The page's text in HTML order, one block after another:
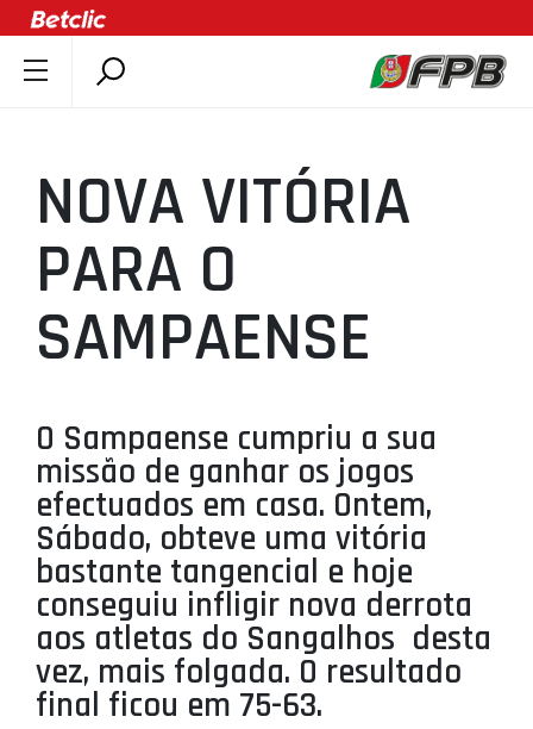
ÚLTIMAS
COMPETIÇÕES
ASSOCIAÇÕES
CLUBES
AGENTES
SELEÇÕES
MINIBASQUETE
ÁREA TÉCNICA
PROJETOS
LIGA BETCLIC MASCULINA
LIGA BETCLIC FEMININA
NOVA VITÓRIA
PARA O
SAMPAENSE
O Sampaense cumpriu a sua
missão de ganhar os jogos
efectuados em casa. Ontem,
Sábado, obteve uma vitória
bastante tangencial e hoje
conseguiu infligir nova derrota
aos atletas do Sangalhos  desta
vez, mais folgada. O resultado
final ficou em 75-63.